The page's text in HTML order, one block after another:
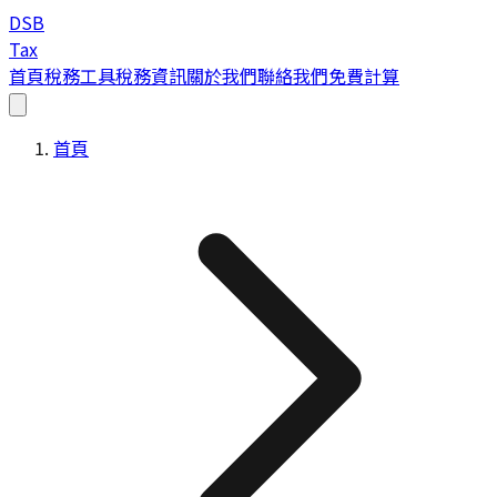
DSB
Tax
首頁稅務工具稅務資訊關於我們聯絡我們免費計算
首頁